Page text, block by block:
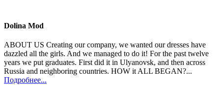
Dolina Mod
ABOUT US Creating our company, we wanted our dresses have
dazzled all the girls. And we managed to do it! For the past twelve
years we put graduates. First did it in Ulyanovsk, and then across
Russia and neighboring countries. HOW it ALL BEGAN?...
Подробнее...